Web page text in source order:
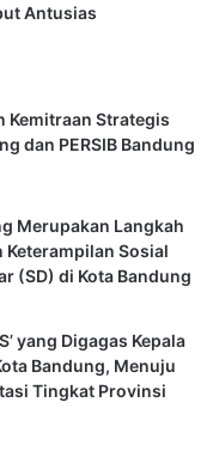
Antusias
Kemitraan Strategis
dan PERSIB Bandung
Merupakan Langkah
Keterampilan Sosial
(SD) di Kota Bandung
yang Digagas Kepala
Bandung, Menuju
Tingkat Provinsi